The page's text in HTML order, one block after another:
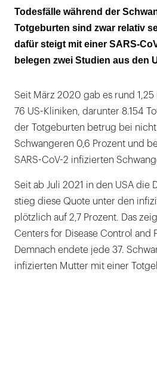
Alle gestorbenen
ungeimpft
Todesfälle während der
Totgeburten sind zwar relativ
dafür steigt mit einer SARS-
belegen zwei Studien aus den
Seit März 2020 gab es rund
76 US-Kliniken, darunter 8.154
der Totgeburten betrug bei
Schwangeren 0,6 Prozent und
SARS-CoV-2 infizierten
Seit ab Juli 2021 in den USA die
stieg diese Quote unter den
plötzlich auf 2,7 Prozent. Das
Centers for Disease Control and
Demnach endete jede 37.
infizierten Mutter mit einer